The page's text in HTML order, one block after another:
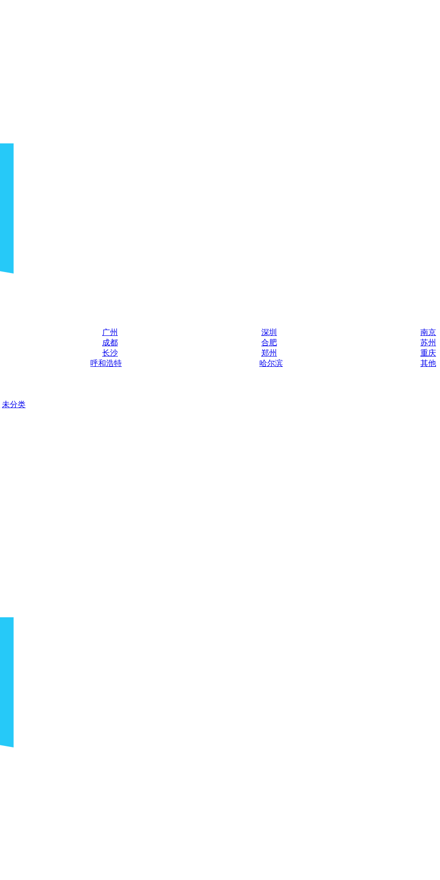
广州 深圳
南京
成都 合肥
苏州
长沙 郑州
重庆
呼和浩特 哈尔滨
其他
未分类